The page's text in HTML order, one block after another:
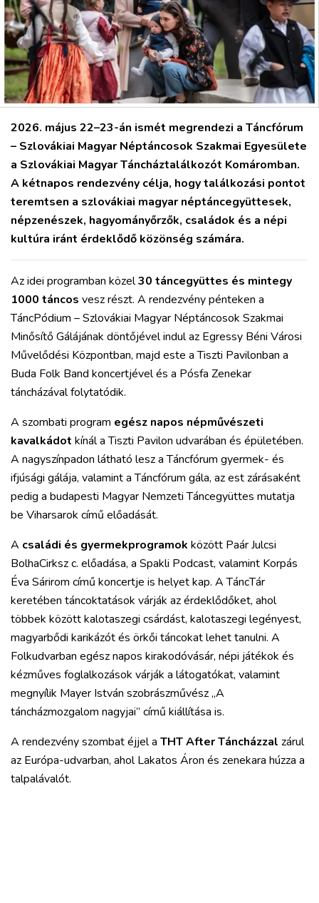
VÁROS
RÉGIÓ
SPORT
KULTÚRA
PODCAST
MIX
2026. május 22–23-án ismét megrendezi a Táncfórum
– Szlovákiai Magyar Néptáncosok Szakmai Egyesülete
a Szlovákiai Magyar Táncháztalálkozót Komáromban.
A kétnapos rendezvény célja, hogy találkozási pontot
teremtsen a szlovákiai magyar néptáncegyüttesek,
népzenészek, hagyományőrzők, családok és a népi
kultúra iránt érdeklődő közönség számára.
Az idei programban közel30 táncegyüttes és mintegy
1000 táncos vesz részt. A rendezvény pénteken a
TáncPódium – Szlovákiai Magyar Néptáncosok Szakmai
Minősítő Gálájának döntőjével indul az Egressy Béni Városi
Művelődési Központban, majd este a Tiszti Pavilonban a
Buda Folk Band koncertjével és a Pósfa Zenekar
táncházával folytatódik.
A szombati program egész napos népművészeti
kavalkádot kínál a Tiszti Pavilon udvarában és épületében.
A nagyszínpadon látható lesz a Táncfórum gyermek- és
ifjúsági gálája, valamint a Táncfórum gála, az est zárásaként
pedig a budapesti Magyar Nemzeti Táncegyüttes mutatja
be Viharsarok című előadását.
A családi és gyermekprogramok között Paár Julcsi
BolhaCirksz c. előadása, a Spakli Podcast, valamint Korpás
Éva Sárirom című koncertje is helyet kap. A TáncTár
keretében táncoktatások várják az érdeklődőket, ahol
többek között kalotaszegi csárdást, kalotaszegi legényest,
magyarbődi karikázót és örkői táncokat lehet tanulni. A
Folkudvarban egész napos kirakodóvásár, népi játékok és
kézműves foglalkozások várják a látogatókat, valamint
megnyílik Mayer István szobrászművész „A
táncházmozgalom nagyjai” című kiállítása is.
A rendezvény szombat éjjel a THT After Táncházzal zárul
az Európa-udvarban, ahol Lakatos Áron és zenekara húzza a
talpalávalót.